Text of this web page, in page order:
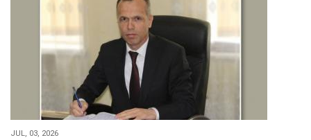
JUL, 03, 2026